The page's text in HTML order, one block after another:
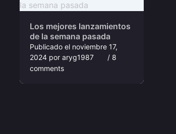
Los mejores lanzamientos
de la semana pasada
Publicado el noviembre 17,
2024 poraryg1987
/ 8
comments